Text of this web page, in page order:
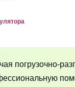
погрузочно-